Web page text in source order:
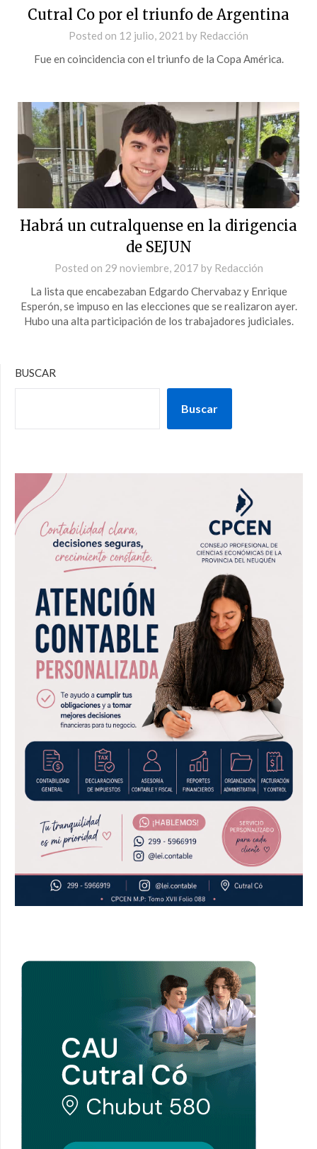
Cutral Co por el triunfo de Argentina
Posted on 12 julio, 2021 by Redacción
Fue en coincidencia con el triunfo de la Copa América.
Habrá un cutralquense en la dirigencia
de SEJUN
Posted on 29 noviembre, 2017 by Redacción
La lista que encabezaban Edgardo Chervabaz y Enrique
Esperón, se impuso en las elecciones que se realizaron ayer.
Hubo una alta participación de los trabajadores judiciales.
BUSCAR
Buscar